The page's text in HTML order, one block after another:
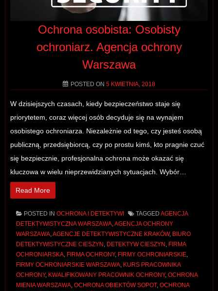
Ochrona osobista: Osobisty
ochroniarz. Agencja ochrony
Warszawa
POSTED ON 5 KWIETNIA, 2018
W dzisiejszych czasach, kiedy bezpieczeństwo staje się
priorytetem, coraz więcej osób decyduje się na wynajem
osobistego ochroniarza. Niezależnie od tego, czy jesteś osobą
publiczną, przedsiębiorcą, czy po prostu kimś, kto pragnie czuć
się bezpiecznie, profesjonalna ochrona może okazać się
kluczowa w wielu nieprzewidzianych sytuacjach. Wybór…
Read More
POSTED IN OCHRONA I DETEKTYWI TAGGED AGENCJA
DETEKTYWISTYCZNA WARSZAWA AGENCJA OCHRONY
WARSZAWA AGENCJE DETEKTYWISTYCZNE KRAKÓW, BIURO
DETEKTYWISTYCZNE CIESZYN DETEKTYW CIESZYN FIRMA
OCHRONIARSKA FIRMA OCHRONY, FIRMY OCHRONIARSKIE
FIRMY OCHRONIARSKIE WARSZAWA KURS PRACOWNIKA
OCHRONY, KWALIFIKOWANY PRACOWNIK OCHRONY, OCHRONA
MIENIA WARSZAWA OCHRONA OBIEKTÓW SOPOT, OCHRONA